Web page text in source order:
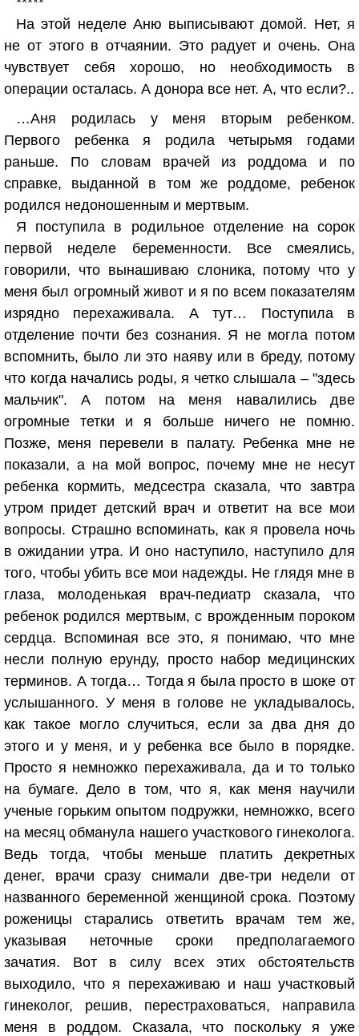
На этой неделе Аню выписывают домой. Нет, я
не от этого в отчаянии. Это радует и очень. Она
чувствует себя хорошо, но необходимость в
операции осталась. А донора все нет. А, что если?..
…Аня родилась у меня вторым ребенком.
Первого ребенка я родила четырьмя годами
раньше. По словам врачей из роддома и по
справке, выданной в том же роддоме, ребенок
родился недоношенным и мертвым.
Я поступила в родильное отделение на сорок
первой неделе беременности. Все смеялись,
говорили, что вынашиваю слоника, потому что у
меня был огромный живот и я по всем показателям
изрядно перехаживала. А тут… Поступила в
отделение почти без сознания. Я не могла потом
вспомнить, было ли это наяву или в бреду, потому
что когда начались роды, я четко слышала – "здесь
мальчик". А потом на меня навалились две
огромные тетки и я больше ничего не помню.
Позже, меня перевели в палату. Ребенка мне не
показали, а на мой вопрос, почему мне не несут
ребенка кормить, медсестра сказала, что завтра
утром придет детский врач и ответит на все мои
вопросы. Страшно вспоминать, как я провела ночь
в ожидании утра. И оно наступило, наступило для
того, чтобы убить все мои надежды. Не глядя мне в
глаза, молоденькая врач-педиатр сказала, что
ребенок родился мертвым, с врожденным пороком
сердца. Вспоминая все это, я понимаю, что мне
несли полную ерунду, просто набор медицинских
терминов. А тогда… Тогда я была просто в шоке от
услышанного. У меня в голове не укладывалось,
как такое могло случиться, если за два дня до
этого и у меня, и у ребенка все было в порядке.
Просто я немножко перехаживала, да и то только
на бумаге. Дело в том, что я, как меня научили
ученые горьким опытом подружки, немножко, всего
на месяц обманула нашего участкового гинеколога.
Ведь тогда, чтобы меньше платить декретных
денег, врачи сразу снимали две-три недели от
названного беременной женщиной срока. Поэтому
роженицы старались ответить врачам тем же,
указывая неточные сроки предполагаемого
зачатия. Вот в силу всех этих обстоятельств
выходило, что я перехаживаю и наш участковый
гинеколог, решив, перестраховаться, направила
меня в роддом. Сказала, что поскольку я уже